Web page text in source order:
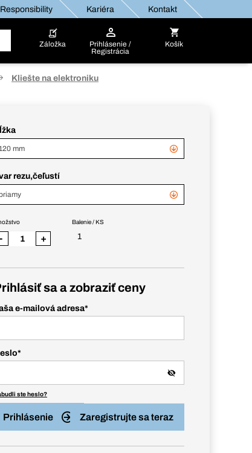
Kariéra Kontakt
Záložka
Prihlásenie /
Registrácia
Košík
Kliešte na elektroniku
mm
rezu,čeľustí
Balenie / KS
1
- +
sa a zobraziť ceny
e-mailová adresa*
*
ste heslo?
Prihlásenie Zaregistrujte sa teraz